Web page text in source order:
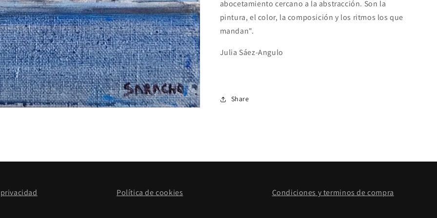
abocetamiento cercano a la abstracción. Son la
pintura, el color, la composición y los ritmos los que
mandan".
Julia Sáez-Angulo
Share
Política de cookies Condiciones y terminos de compra